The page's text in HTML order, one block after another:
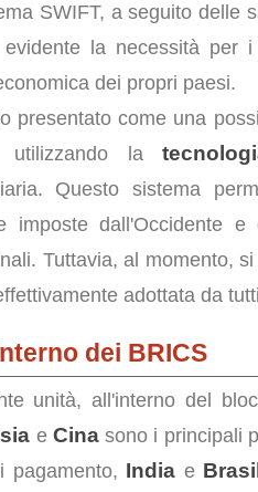
SWIFT, a seguito delle
la necessità per
dei propri paesi.
presentato come una
utilizzando la
Questo sistema
imposte dall'Occidente
Tuttavia, al momento,
adottata da
dei BRICS
unità, all'interno del
e Cinasono i principali
pagamento, India e